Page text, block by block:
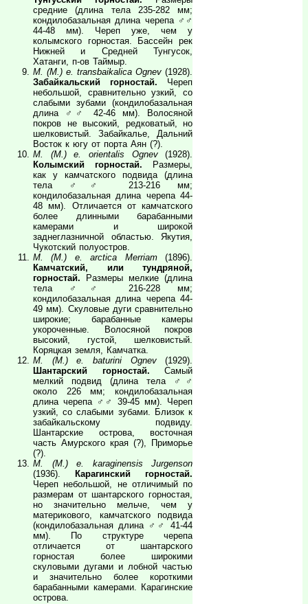
средние (длина тела 235-282 мм;
кондилобазальная длина черепа ♂♂
44-48 мм). Череп уже, чем у
колымского горностая. Бассейн рек
Нижней и Средней Тунгусок,
Хатанги, п-ов Таймыр.
M. (M.) e. transbaikalica Ognev (1928).
Забайкальский горностай. Череп
небольшой, сравнительно узкий, со
слабыми зубами (кондилобазальная
длина ♂♂ 42-46 мм). Волосяной
покров не высокий, редковатый, но
шелковистый. Забайкалье, Дальний
Восток к югу от порта Аян (?).
M. (M.) e. orientalis Ognev(1928).
Колымский горностай. Размеры,
как у камчатского подвида (длина
тела ♂♂ 213-216 мм;
кондилобазальная длина черепа 44-
48 мм). Отличается от камчатского
более длинными барабанными
камерами и широкой
заднеглазничной областью. Якутия,
Чукотский полуостров.
M. (M.) e. arctica Merriam(1896).
Камчатский, или тундряной,
горностай. Размеры мелкие (длина
тела ♂♂ 216-228 мм;
кондилобазальная длина черепа 44-
49 мм). Скуловые дуги сравнительно
широкие; барабанные камеры
укороченные. Волосяной покров
высокий, густой, шелковистый.
Коряцкая земля, Камчатка.
M. (M.) e. baturini Ognev(1929).
Шантарский горностай. Самый
мелкий подвид (длина тела ♂♂
около 226 мм; кондилобазальная
длина черепа ♂♂ 39-45 мм). Череп
узкий, со слабыми зубами. Близок к
забайкальскому подвиду.
Шантарские острова, восточная
часть Амурского края (?), Приморье
(?).
M. (M.) e. karaginensis Jurgenson
(1936).
Карагинский горностай.
Череп небольшой, не отличимый по
размерам от шантарского горностая,
но значительно мельче, чем у
материкового, камчатского подвида
(кондилобазальная длина ♂♂ 41-44
мм). По структуре черепа
отличается от шантарского
горностая более широкими
скуловыми дугами и лобной частью
и значительно более короткими
барабанными камерами. Карагинские
острова.